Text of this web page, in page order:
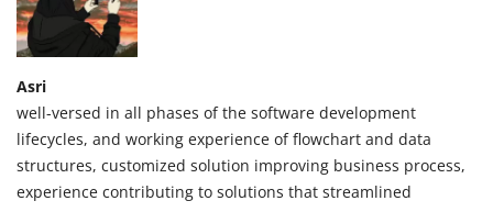
Asri
well-versed in all phases of the software development
lifecycles, and working experience of flowchart and data
structures, customized solution improving business process,
experience contributing to solutions that streamlined